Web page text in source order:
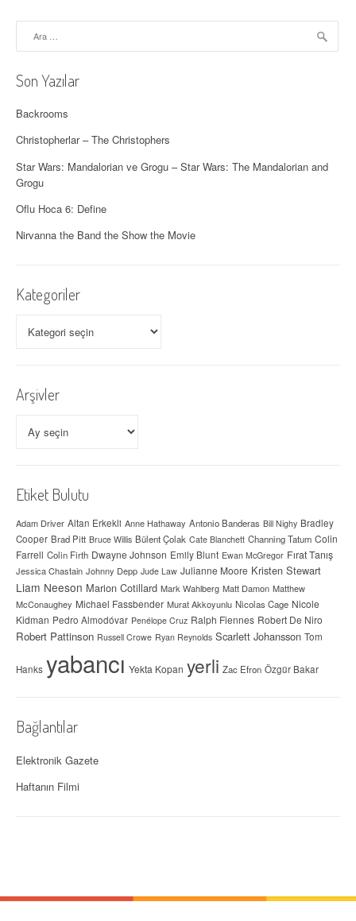
o
l
a
ş
ı
m
ı
Son Yazılar
Backrooms
Christopherlar – The Christophers
Star Wars: Mandalorian ve Grogu – Star Wars: The Mandalorian and
Grogu
Oflu Hoca 6: Define
Nirvanna the Band the Show the Movie
Kategoriler
Arşivler
Etiket Bulutu
Adam Driver Altan Erkekli Anne Hathaway Antonio Banderas Bill Nighy Bradley
Cooper Brad Pitt Bruce Willis Bülent Çolak Cate Blanchett Channing Tatum Colin
Farrell Colin Firth Dwayne Johnson Emily Blunt Ewan McGregor Fırat Tanış
Jessica Chastain Johnny Depp Jude Law Julianne Moore Kristen Stewart
Liam Neeson Marion Cotillard Mark Wahlberg Matt Damon Matthew
McConaughey Michael Fassbender Murat Akkoyunlu Nicolas Cage Nicole
Kidman Pedro Almodóvar Penélope Cruz Ralph Fiennes Robert De Niro
Robert Pattinson Russell Crowe Ryan Reynolds Scarlett Johansson Tom
Hanks yabancı Yekta Kopan yerli Zac Efron Özgür Bakar
Bağlantılar
Elektronik Gazete
Haftanın Filmi